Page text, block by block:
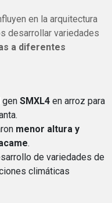
en la arquitectura
desarrollar variedades
a diferentes
gen SMXL4 en arroz para
menor altura y
.
de variedades de
climáticas